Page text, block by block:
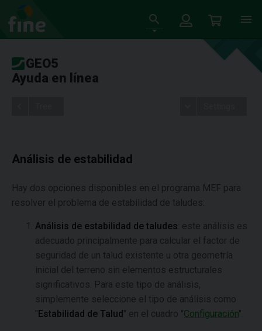
GEO5
Ayuda en línea
Análisis de estabilidad
Hay dos opciones disponibles en el programa MEF para
resolver el problema de estabilidad de taludes:
Análisis de estabilidad de taludes : este análisis es
adecuado principalmente para calcular el factor de
seguridad de un talud existente u otra geometría
inicial del terreno sin elementos estructurales
significativos. Para este tipo de análisis,
simplemente seleccione el tipo de análisis como
"Estabilidad de Talud" en el cuadro "Configuración".